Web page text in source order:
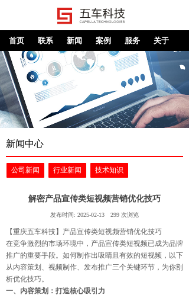
首页 联系 新闻 案例 服务 关于
新闻中心
公司新闻 行业新闻 技术知识
解密产品宣传类短视频营销优化技巧
发布时间: 2025-02-13 299 次浏览
【重庆五车科技】产品宣传类短视频营销优化技巧
在竞争激烈的市场环境中，产品宣传类短视频已成为品牌
推广的重要手段。如何制作出吸睛且有效的短视频，以下
从内容策划、视频制作、发布推广三个关键环节，为你剖
析优化技巧。
一、内容策划：打造核心吸引力